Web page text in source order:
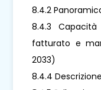
8.4.2
8.4.3
fatturato e
2033)
8.4.4